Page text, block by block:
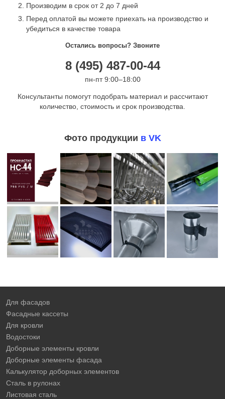
Производим в срок от 2 до 7 дней
Перед оплатой вы можете приехать на производство и
убедиться в качестве товара
Остались вопросы? Звоните
8 (495) 487-00-44
пн-пт 9:00–18:00
Консультанты помогут подобрать материал и рассчитают
количество, стоимость и срок производства.
Фото продукции в VK
Для фасадов
Фасадные кассеты
Для кровли
Водостоки
Доборные элементы кровли
Доборные элементы фасада
Калькулятор доборных элементов
Сталь в рулонах
Листовая сталь